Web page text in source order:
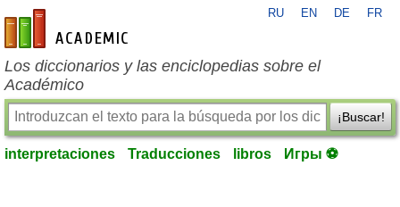
es-academic.com
RU EN DE FR
Los diccionarios y las enciclopedias sobre el
Académico
¡Buscar!
interpretaciones Traducciones libros Игры ⚽